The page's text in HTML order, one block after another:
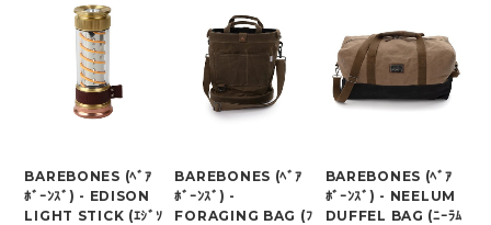
BAREBONES (ﾍﾞｱ
ﾎﾞｰﾝｽﾞ) - EDISON
LIGHT STICK (ｴｼﾞｿ
BAREBONES (ﾍﾞｱ
ﾎﾞｰﾝｽﾞ) -
FORAGING BAG (ﾌ
BAREBONES (ﾍﾞｱ
ﾎﾞｰﾝｽﾞ) - NEELUM
DUFFEL BAG (ﾆｰﾗﾑ